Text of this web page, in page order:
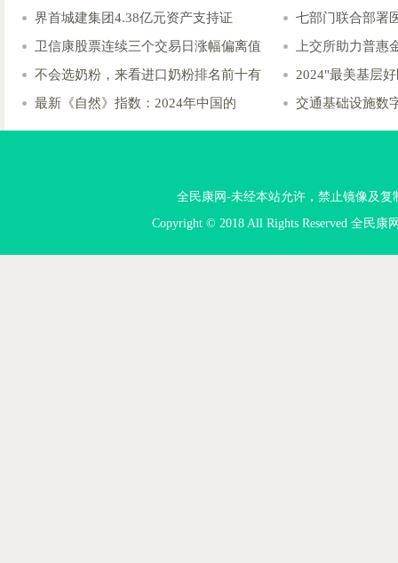
界首城建集团4.38亿元资产支持证
七部门联合部署
卫信康股票连续三个交易日涨幅偏离值
上交所助力普惠
不会选奶粉，来看进口奶粉排名前十有
2024"最美基层
最新《自然》指数：2024年中国的
交通基础设施数
全民康网-未经本站允许，禁止镜像及复
Copyright © 2018 All Rights Reserved 全民康